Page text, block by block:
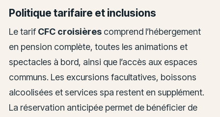
Politique tarifaire et inclusions
Le tarif CFC croisièrescomprend l’hébergement
en pension complète, toutes les animations et
spectacles à bord, ainsi que l’accès aux espaces
communs. Les excursions facultatives, boissons
alcoolisées et services spa restent en supplément.
La réservation anticipée permet de bénéficier de